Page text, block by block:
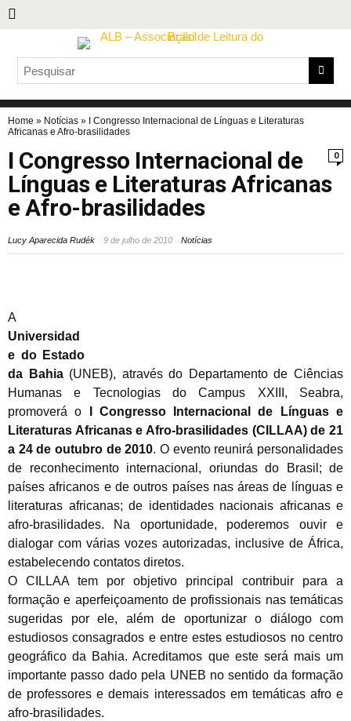
Home » Notícias »
I Congresso Internacional de Línguas e Literaturas
Africanas e Afro-brasilidades
0
I Congresso Internacional de
Línguas e Literaturas Africanas
e Afro-brasilidades
Lucy Aparecida Rudék 9 de julho de 2010 Notícias
A
Universidad
e do Estado
da Bahia(UNEB), através do Departamento de Ciências
Humanas e Tecnologias do Campus XXIII, Seabra,
promoverá o
I Congresso Internacional de Línguas e
Literaturas Africanas e Afro-brasilidades (CILLAA) de 21
a 24 de outubro de 2010. O evento reunirá personalidades
de reconhecimento internacional, oriundas do Brasil; de
países africanos e de outros países nas áreas de línguas e
literaturas africanas; de identidades nacionais africanas e
afro-brasilidades. Na oportunidade, poderemos ouvir e
dialogar com várias vozes autorizadas, inclusive de África,
estabelecendo contatos diretos.
O CILLAA tem por objetivo principal contribuir para a
formação e aperfeiçoamento de profissionais nas temáticas
sugeridas por ele, além de oportunizar o diálogo com
estudiosos consagrados e entre estes estudiosos no centro
geográfico da Bahia. Acreditamos que este será mais um
importante passo dado pela UNEB no sentido da formação
de professores e demais interessados em temáticas afro e
afro-brasilidades.